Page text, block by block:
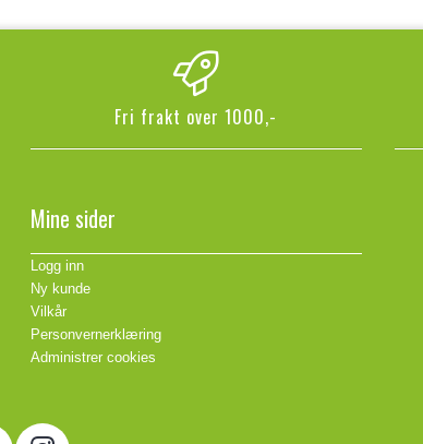
Fri frakt over 1000,-
Mine sider
Logg inn
Ny kunde
Vilkår
Personvernerklæring
Administrer cookies